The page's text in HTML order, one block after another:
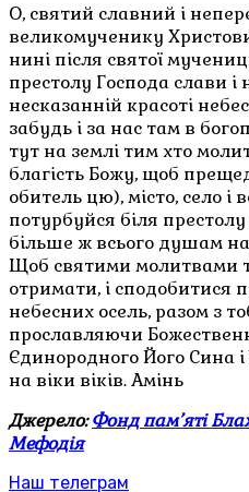
О, святий славний і
великомученику
нині після святої
престолу Господа слави
несказанній красоті
забудь і за нас там в
тут на землі тим хто
благість Божу, щоб
обитель цю), місто, село
потурбуйся біля
більше ж всього душам
Щоб святими молитвами
отримати, і сподобитися
небесних осель, разом з
прославляючи
Єдинородного Його Сина
на віки віків. Амінь
Джерело:Фонд пам’яті
Мефодія
Наш телеграм